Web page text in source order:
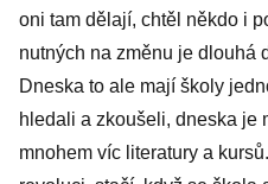
oni tam dělají, chtěl někdo i
nutných na změnu je dlouhá
Dneska to ale mají školy
hledali a zkoušeli, dneska je
mnohem víc literatury a